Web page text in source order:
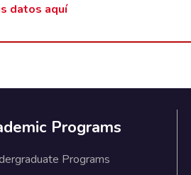
datos aquí
Programs
Programs